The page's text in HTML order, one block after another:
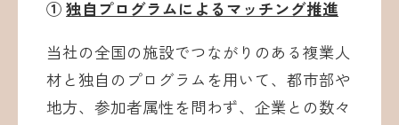
①独自プログラムによるマッチング推進
当社の全国の施設でつながりのある複業人
材と独自のプログラムを用いて、都市部や
地方、参加者属性を問わず、企業との数々